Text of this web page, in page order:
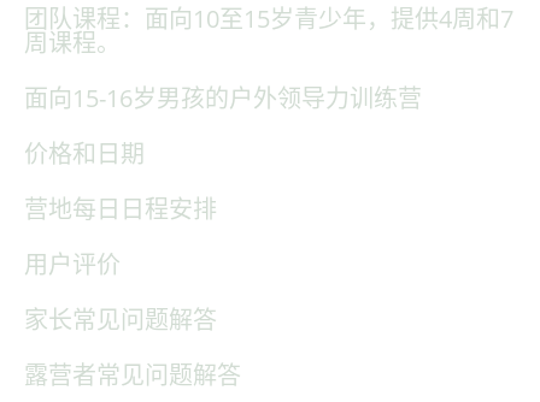
团队课程：面向10至15岁青少年，提供4周和7
周课程。
面向15-16岁男孩的户外领导力训练营
价格和日期
营地每日日程安排
用户评价
家长常见问题解答
露营者常见问题解答